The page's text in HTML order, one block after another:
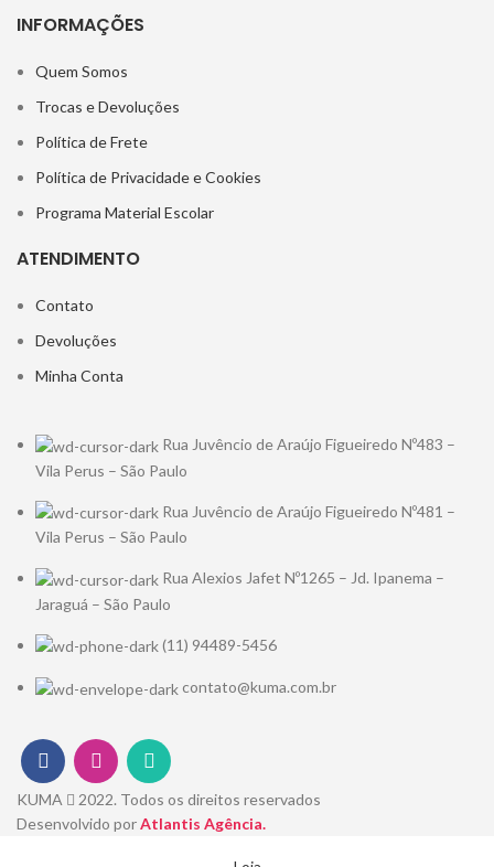
INFORMAÇÕES
Quem Somos
Trocas e Devoluções
Política de Frete
Política de Privacidade e Cookies
Programa Material Escolar
ATENDIMENTO
Contato
Devoluções
Minha Conta
Rua Juvêncio de Araújo Figueiredo Nº483 –
Vila Perus – São Paulo
Rua Juvêncio de Araújo Figueiredo Nº481 –
Vila Perus – São Paulo
Rua Alexios Jafet Nº1265 – Jd. Ipanema –
Jaraguá – São Paulo
(11) 94489-5456
contato@kuma.com.br
KUMA
2022. Todos os direitos reservados
Desenvolvido porAtlantis Agência.